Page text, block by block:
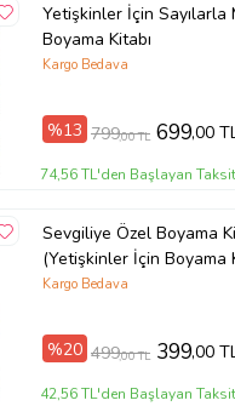
cm
Wölfflin
Wölfflin
Yetişkinler İçin Sayılarla
Boyama Kitabı
Kargo Bedava
%13 799,00 TL 699,00
74,56 TL'den Başlayan
Sevgiliye Özel Boyama
(Yetişkinler İçin Boyama
Kargo Bedava
%20 499,00 TL 399,00
42,56 TL'den Başlayan